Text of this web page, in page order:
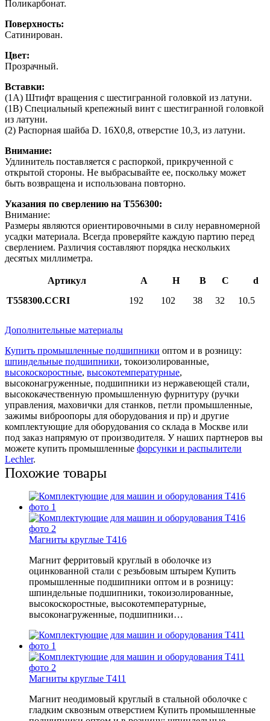
Поликарбонат.
Поверхность:
Сатинирован.
Цвет:
Прозрачный.
Вставки:
(1A) Штифт вращения с шестигранной головкой из латуни.
(1B) Специальный крепежный винт с шестигранной головкой
из латуни.
(2) Распорная шайба D. 16X0,8, отверстие 10,3, из латуни.
Внимание:
Удлинитель поставляется с распоркой, прикрученной с
открытой стороны. Не выбрасывайте ее, поскольку может
быть возвращена и использована повторно.
Указания по сверлению на T556300:
Внимание:
Размеры являются ориентировочными в силу неравномерной
усадки материала. Всегда проверяйте каждую партию перед
сверлением. Различия составляют порядка нескольких
десятых миллиметра.
Артикул A H B C
d
T558300.CCRI
192 102 38 32 10.5
Дополнительные материалы
Купить промышленные подшипники оптом и в розницу:
шпиндельные подшипники, токоизолированные,
высокоскоростные, высокотемпературные,
высоконагруженные, подшипники из нержавеющей стали,
высококачественную промышленную фурнитуру (ручки
управления, маховички для станков, петли промышленные,
зажимы виброопоры для оборудования и пр) и другие
комплектующие для оборудования со склада в Москве или
под заказ напрямую от производителя. У наших партнеров вы
можете купить промышленные форсунки и распылители
Lechler.
Похожие товары
Магниты круглые T416
Магнит ферритовый круглый в оболочке из
оцинкованной стали с резьбовым штырем Купить
промышленные подшипники оптом и в розницу:
шпиндельные подшипники, токоизолированные,
высокоскоростные, высокотемпературные,
высоконагруженные, подшипники…
Магниты круглые T411
Магнит неодимовый круглый в стальной оболочке с
гладким сквозным отверстием Купить промышленные